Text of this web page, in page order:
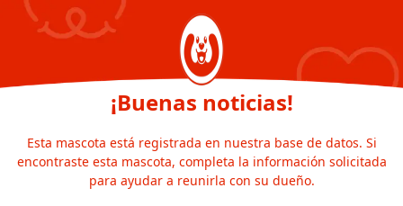
¡Buenas noticias!
Esta mascota está registrada en nuestra base de datos. Si
encontraste esta mascota, completa la información solicitada
para ayudar a reunirla con su dueño.